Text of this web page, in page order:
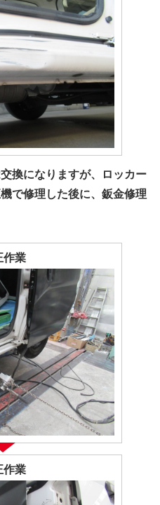
換になりますが、ロッカー
で修理した後に、鈑金修理
作業
作業